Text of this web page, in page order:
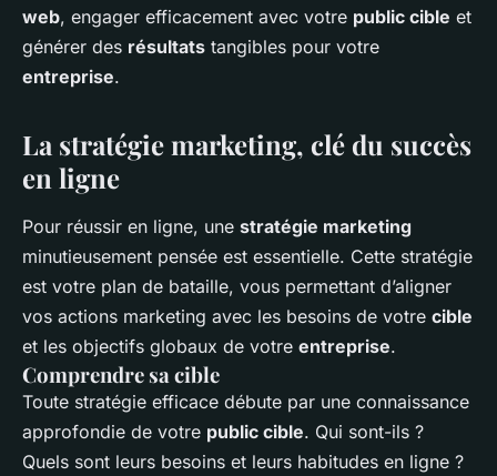
web, engager efficacement avec votre public cible et
générer des résultats tangibles pour votre
entreprise.
La stratégie marketing, clé du succès
en ligne
Pour réussir en ligne, une stratégie marketing
minutieusement pensée est essentielle. Cette stratégie
est votre plan de bataille, vous permettant d’aligner
vos actions marketing avec les besoins de votre cible
et les objectifs globaux de votre entreprise.
Comprendre sa cible
Toute stratégie efficace débute par une connaissance
approfondie de votre public cible. Qui sont-ils ?
Quels sont leurs besoins et leurs habitudes en ligne ?